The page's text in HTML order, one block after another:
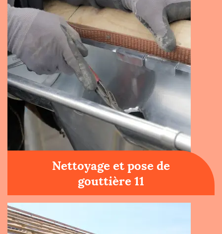
Nettoyage et pose de
gouttière 11